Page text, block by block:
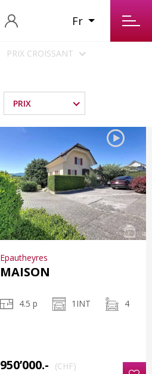
Fr
PRIX CROISSANT
PRIX
Epautheyres
MAISON
4.5 p 1INT 4
950’000.- (CHF)